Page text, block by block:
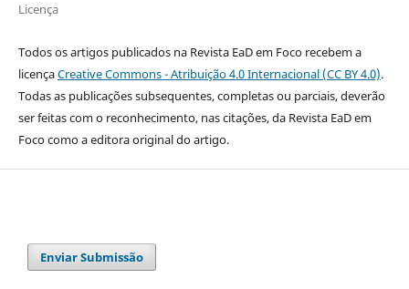
Licença
Todos os artigos publicados na Revista EaD em Foco recebem a
licençaCreative Commons - Atribuição 4.0 Internacional (CC BY 4.0).
Todas as publicações subsequentes, completas ou parciais, deverão
ser feitas com o reconhecimento, nas citações, da Revista EaD em
Foco como a editora original do artigo.
Enviar Submissão